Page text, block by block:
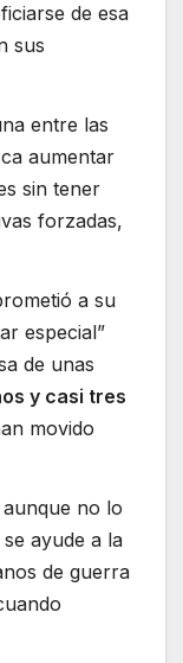
de esa
sus
entre las
aumentar
sin tener
forzadas,
a su
especial”
de unas
y casi tres
movido
no lo
ayude a la
de guerra